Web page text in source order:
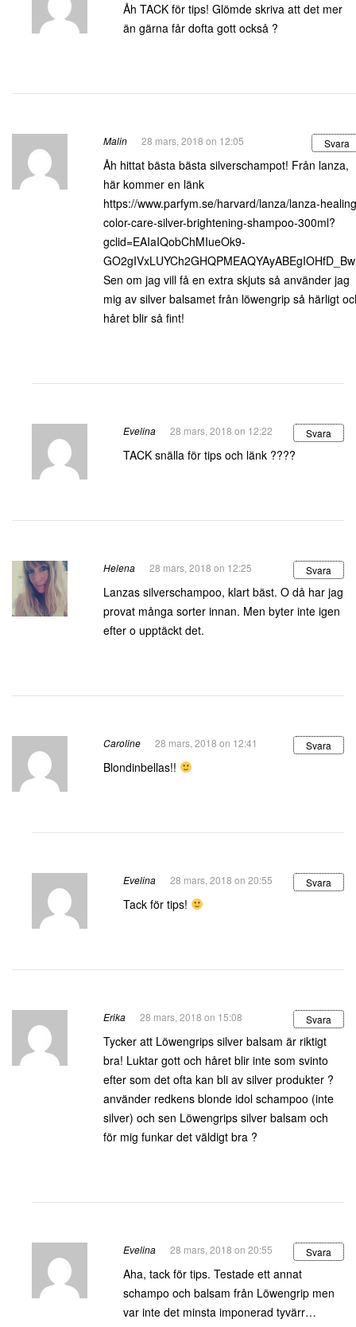
Åh TACK för tips! Glömde skriva att det mer
än gärna får dofta gott också ?
Malin 28 mars, 2018 on 12:05 Svara
Åh hittat bästa bästa silverschampot! Från lanza,
här kommer en länk
https://www.parfym.se/harvard/lanza/lanza-
color-care-silver-brightening-shampoo-300ml?
gclid=EAIaIQobChMIueOk9-
Sen om jag vill få en extra skjuts så använder jag
mig av silver balsamet från löwengrip så härligt
håret blir så fint!
Evelina 28 mars, 2018 on 12:22 Svara
TACK snälla för tips och länk ????
Helena 28 mars, 2018 on 12:25 Svara
Lanzas silverschampoo, klart bäst. O då har jag
provat många sorter innan. Men byter inte igen
efter o upptäckt det.
Caroline 28 mars, 2018 on 12:41 Svara
Blondinbellas!!
Evelina 28 mars, 2018 on 20:55 Svara
Tack för tips!
Erika 28 mars, 2018 on 15:08 Svara
Tycker att Löwengrips silver balsam är riktigt
bra! Luktar gott och håret blir inte som svinto
efter som det ofta kan bli av silver produkter ?
använder redkens blonde idol schampoo (inte
silver) och sen Löwengrips silver balsam och
för mig funkar det väldigt bra ?
Evelina 28 mars, 2018 on 20:55 Svara
Aha, tack för tips. Testade ett annat
schampo och balsam från Löwengrip men
var inte det minsta imponerad tyvärr…